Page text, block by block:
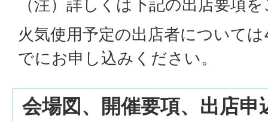
（注）詳しくは下記の出店要項
火気使用予定の出店者について
でにお申し込みください。
会場図、開催要項、出店申